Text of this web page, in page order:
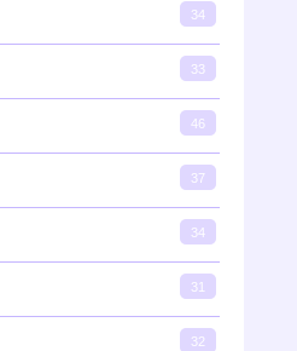
34
33
46
37
34
31
32